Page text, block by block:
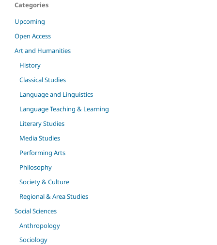
Categories
Upcoming
Open Access
Art and Humanities
History
Classical Studies
Language and Linguistics
Language Teaching & Learning
Literary Studies
Media Studies
Performing Arts
Philosophy
Society & Culture
Regional & Area Studies
Social Sciences
Anthropology
Sociology